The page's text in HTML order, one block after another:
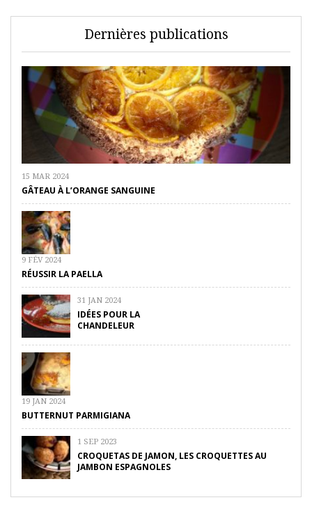
Dernières publications
15 MAR 2024
GÂTEAU À L’ORANGE SANGUINE
9 FÉV 2024
RÉUSSIR LA PAELLA
31 JAN 2024
IDÉES POUR LA
CHANDELEUR
19 JAN 2024
BUTTERNUT PARMIGIANA
1 SEP 2023
CROQUETAS DE JAMON, LES CROQUETTES AU
JAMBON ESPAGNOLES